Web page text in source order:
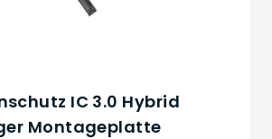
IC 3.0 Hybrid
Montageplatte